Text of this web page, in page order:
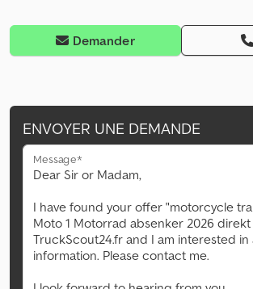
Demander
ENVOYER UNE DEMANDE
Message*